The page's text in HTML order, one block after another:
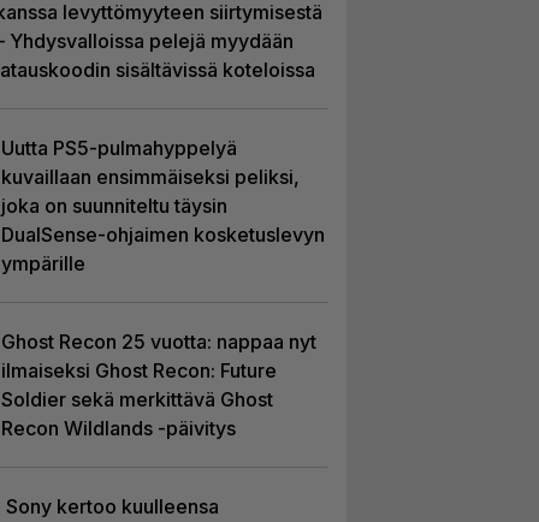
levyttömyyteen siirtymisestä
Yhdysvalloissa pelejä myydään
sisältävissä koteloissa
Uutta PS5-pulmahyppelyä
kuvaillaan ensimmäiseksi peliksi,
joka on suunniteltu täysin
DualSense-ohjaimen kosketuslevyn
ympärille
Ghost Recon 25 vuotta: nappaa nyt
ilmaiseksi Ghost Recon: Future
Soldier sekä merkittävä Ghost
Recon Wildlands -päivitys
Sony kertoo kuulleensa